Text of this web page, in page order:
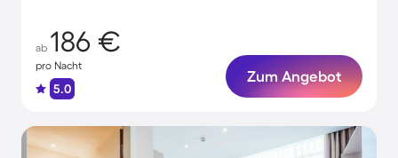
ab 186 €
pro Nacht
5.0
Zum Angebot